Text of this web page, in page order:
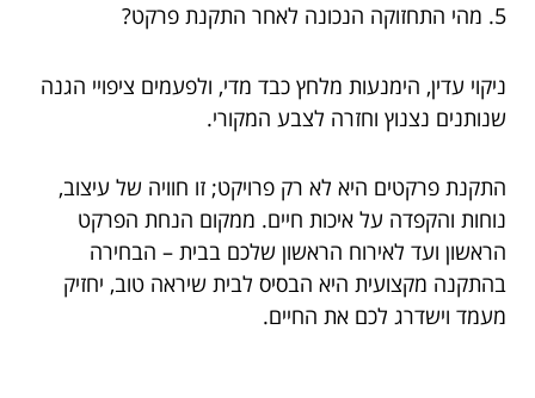
5. מהי התחזוקה הנכונה לאחר התקנת פרקט?
ניקוי עדין, הימנעות מלחץ כבד מדי, ולפעמים ציפויי הגנה
שנותנים נצנוץ וחזרה לצבע המקורי.
התקנת פרקטים היא לא רק פרויקט; זו חוויה של עיצוב,
נוחות והקפדה על איכות חיים. ממקום הנחת הפרקט
הראשון ועד לאירוח הראשון שלכם בבית – הבחירה
בהתקנה מקצועית היא הבסיס לבית שיראה טוב, יחזיק
מעמד וישדרג לכם את החיים.